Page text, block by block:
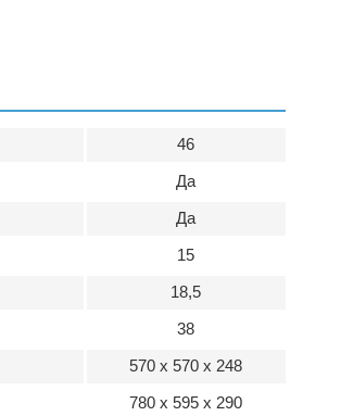
46
Да
Да
15
18,5
38
570 x 570 x 248
780 x 595 x 290